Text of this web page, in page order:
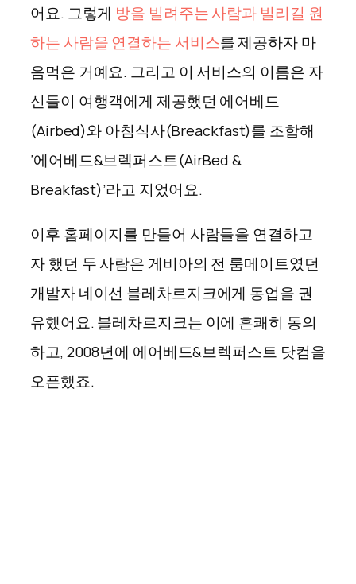
어요. 그렇게 방을 빌려주는 사람과 빌리길 원
하는 사람을 연결하는 서비스를 제공하자 마
음먹은 거예요. 그리고 이 서비스의 이름은 자
신들이 여행객에게 제공했던 에어베드
(Airbed)와 아침식사(Breackfast)를 조합해
‘에어베드&브렉퍼스트(AirBed &
Breakfast)’라고 지었어요.
이후 홈페이지를 만들어 사람들을 연결하고
자 했던 두 사람은 게비아의 전 룸메이트였던
개발자 네이선 블레차르지크에게 동업을 권
유했어요. 블레차르지크는 이에 흔쾌히 동의
하고, 2008년에 에어베드&브렉퍼스트 닷컴을
오픈했죠.